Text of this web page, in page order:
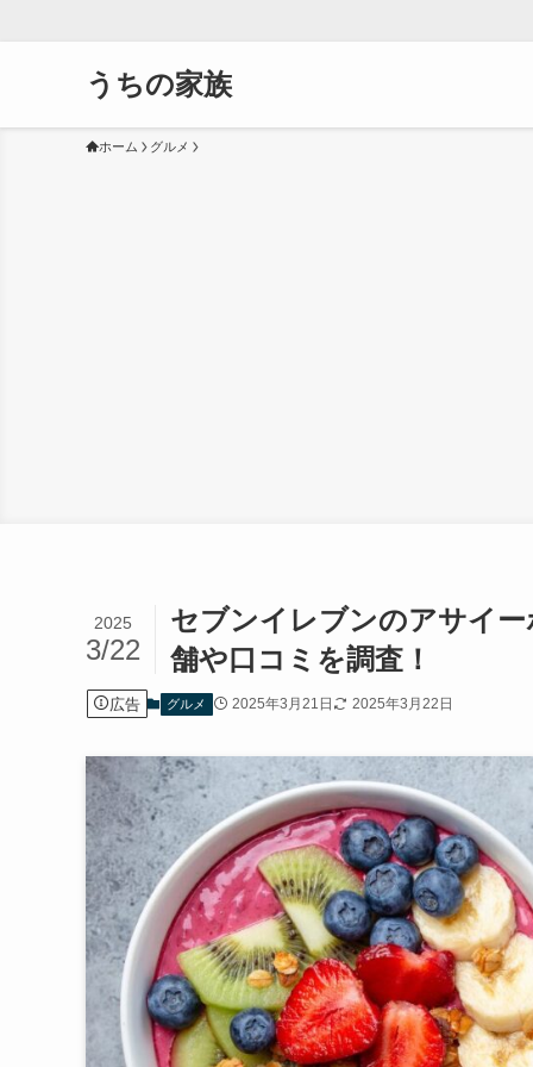
うちの家族
ホーム グルメ
セブンイレブンのアサイ
舗や口コミを調査！
2025
3/22
広告 グルメ 2025年3月21日 2025年3月22日